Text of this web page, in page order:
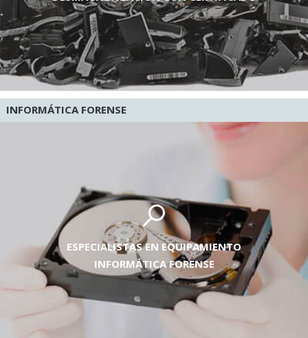
INFORMÁTICA FORENSE
ESPECIALISTAS EN EQUIPAMIENTO
INFORMÁTICA FORENSE